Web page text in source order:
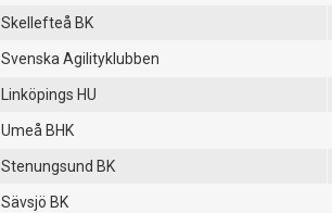
Skellefteå BK
Svenska Agilityklubben
Linköpings HU
Umeå BHK
Stenungsund BK
Sävsjö BK